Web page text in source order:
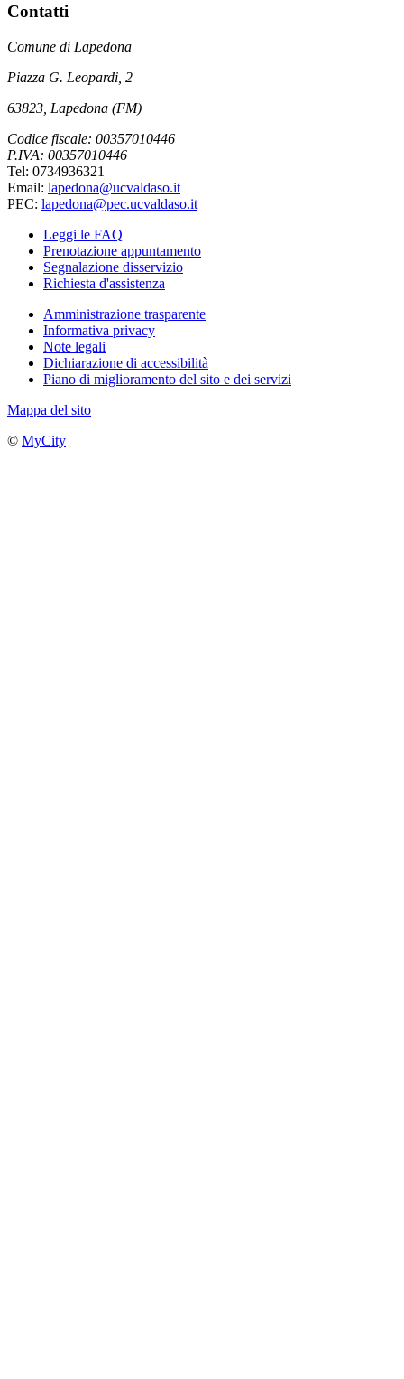
Contatti
Comune di Lapedona
Piazza G. Leopardi, 2
63823, Lapedona (FM)
Codice fiscale: 00357010446
P.IVA: 00357010446
Tel: 0734936321
Email: lapedona@ucvaldaso.it
PEC: lapedona@pec.ucvaldaso.it
Leggi le FAQ
Prenotazione appuntamento
Segnalazione disservizio
Richiesta d'assistenza
Amministrazione trasparente
Informativa privacy
Note legali
Dichiarazione di accessibilità
Piano di miglioramento del sito e dei servizi
Mappa del sito
© MyCity